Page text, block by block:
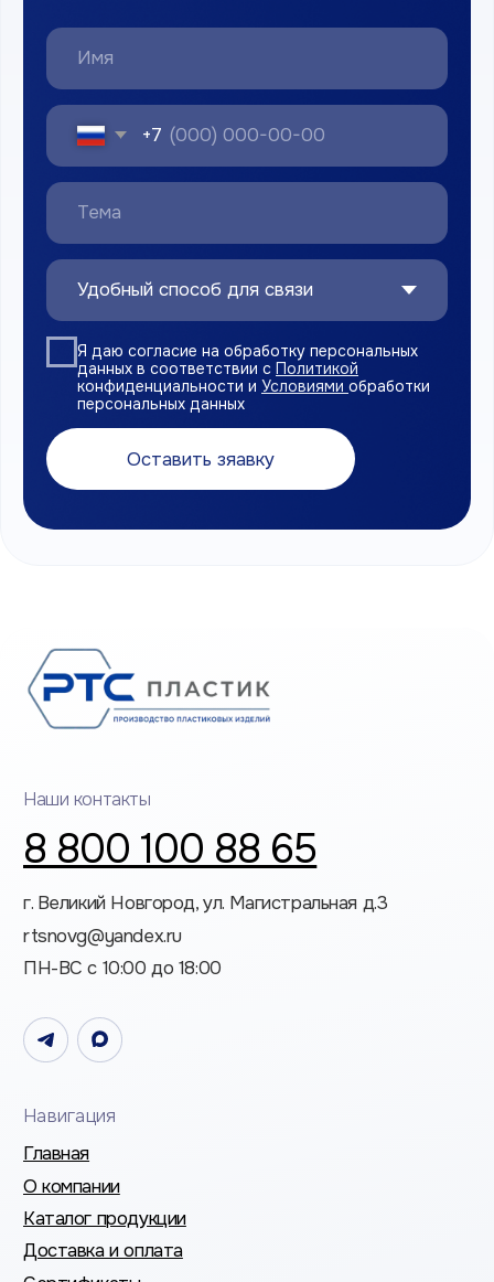
Наши контакты
Навигация
Главная
О компании
Каталог продукции
Доставка и оплата
Сертификаты
Контакты
8 800 100 88 65
г. Великий Новгород, ул. Магистральная д.3
rtsnovg@yandex.ru
ПН-ВС с 10:00 до 18:00
Политика конфиденциальности
Согласие на обработку персональных данных
ООО «РТС ПЛАСТИК»
© 2026. Все права защищены.